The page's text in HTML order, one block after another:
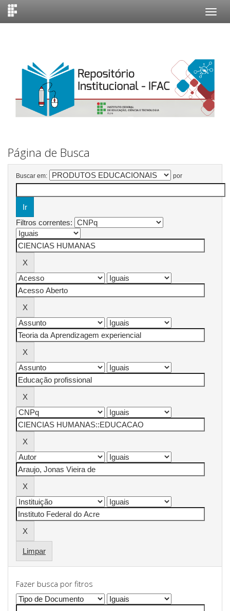
Página de Busca
Buscar em: por
Filtros correntes:
Limpar
Fazer busca por fitros